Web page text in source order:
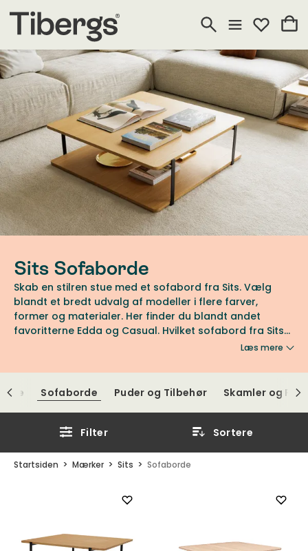
Sits Sofaborde
Skab en stilren stue med et sofabord fra Sits. Vælg
blandt et bredt udvalg af modeller i flere farver,
former og materialer. Her finder du blandt andet
favoritterne Edda og Casual. Hvilket sofabord fra Sits
Læs mere
Sofaborde Puder og Tilbehør Skamler og
Filter Sortere
Startsiden Mærker Sits Sofaborde